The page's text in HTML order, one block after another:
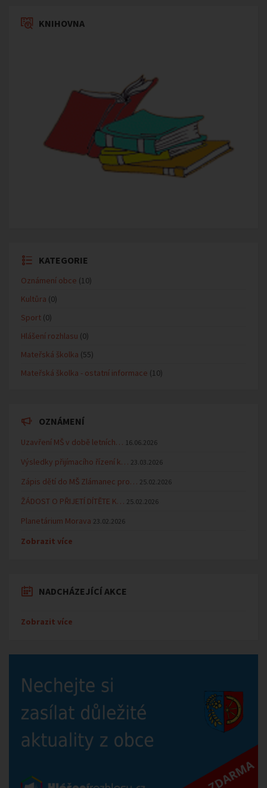
KNIHOVNA
KATEGORIE
Oznámení obce (10)
Kultůra (0)
Sport (0)
Hlášení rozhlasu (0)
Mateřská školka (55)
Mateřská školka - ostatní informace (10)
OZNÁMENÍ
Uzavření MŠ v době letních… 16.06.2026
Výsledky přijímacího řízení k… 23.03.2026
Zápis dětí do MŠ Zlámanec pro… 25.02.2026
ŽÁDOST O PŘIJETÍ DÍTĚTE K… 25.02.2026
Planetárium Morava 23.02.2026
Zobrazit více
NADCHÁZEJÍCÍ AKCE
Zobrazit více